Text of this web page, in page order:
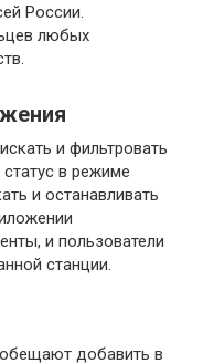
России.
любых
и фильтровать
в режиме
и останавливать
и пользователи
станции.
добавить в